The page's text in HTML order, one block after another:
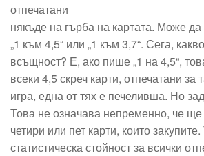
отпечатани
някъде на гърба на картата. Може
„1 към 4,5“ или „1 към 3,7“. Сега,
всъщност? Е, ако пише „1 на 4,5“,
всеки 4,5 скреч карти, отпечатани за
игра, една от тях е печеливша. Но
Това не означава непременно, че ще
четири или пет карти, които
статистическа стойност за всички